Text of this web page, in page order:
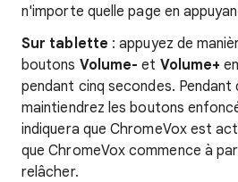
n'importe quelle page en
Sur tablette : appuyez de
boutons Volume- et Volume+
pendant cinq secondes. Pendant
maintiendrez les boutons
indiquera que ChromeVox est
que ChromeVox commence à
relâcher.